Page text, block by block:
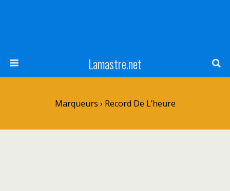
Lamastre.net
Marqueurs › Record De L’heure